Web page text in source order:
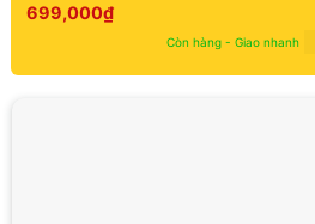
699,000₫
Còn hàng - Giao nhanh